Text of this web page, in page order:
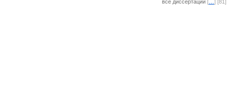
все диссертации [ ] [81]